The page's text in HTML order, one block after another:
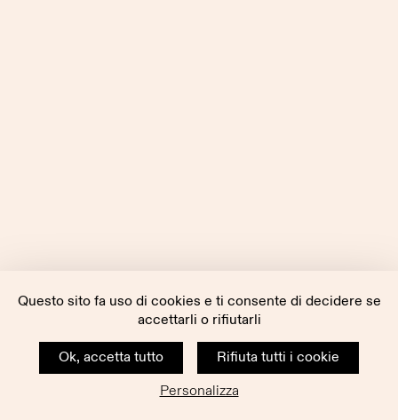
Questo sito fa uso di cookies e ti consente di decidere se
accettarli o rifiutarli
Ok, accetta tutto
Rifiuta tutti i cookie
Personalizza